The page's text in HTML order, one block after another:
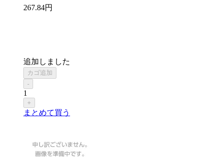
267.84円
追加しました
カゴ追加
-
1
+
まとめて買う